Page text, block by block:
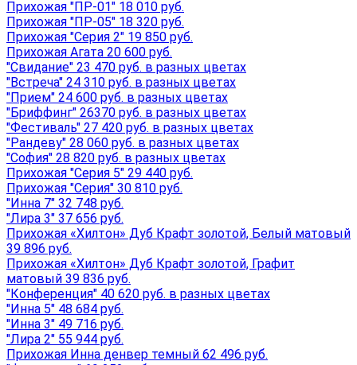
Прихожая "ПР-01" 18 010 руб.
Прихожая "ПР-05" 18 320 руб.
Прихожая "Серия 2" 19 850 руб.
Прихожая Агата 20 600 руб.
"Свидание" 23 470 руб. в разных цветах
"Встреча" 24 310 руб. в разных цветах
"Прием" 24 600 руб. в разных цветах
"Бриффинг" 26370 руб. в разных цветах
"Фестиваль" 27 420 руб. в разных цветах
"Рандеву" 28 060 руб. в разных цветах
"София" 28 820 руб. в разных цветах
Прихожая "Серия 5" 29 440 руб.
Прихожая "Серия" 30 810 руб.
"Инна 7" 32 748 руб.
"Лира 3" 37 656 руб.
Прихожая «Хилтон» Дуб Крафт золотой, Белый матовый
39 896 руб.
Прихожая «Хилтон» Дуб Крафт золотой, Графит
матовый 39 836 руб.
"Конференция" 40 620 руб. в разных цветах
"Инна 5" 48 684 руб.
"Инна 3" 49 716 руб.
"Лира 2" 55 944 руб.
Прихожая Инна денвер темный 62 496 руб.